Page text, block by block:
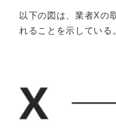
以下の図は、業者Xの
れることを示している。